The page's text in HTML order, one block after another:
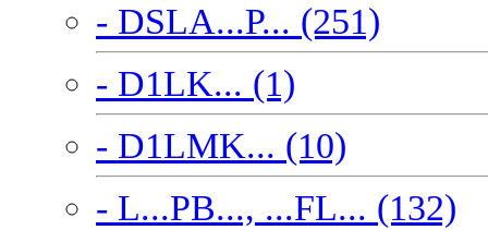
- DSLA...P... (251)
- D1LK... (1)
- D1LMK... (10)
- L...PB..., ...FL... (132)